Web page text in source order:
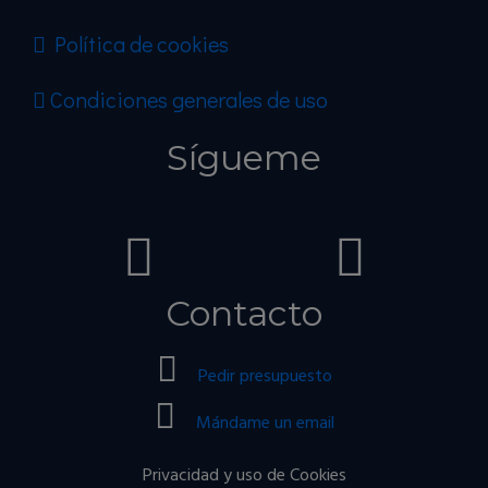
Política de cookies
Condiciones generales de uso
Sígueme
Contacto
Pedir presupuesto
Mándame un email
Privacidad y uso de Cookies